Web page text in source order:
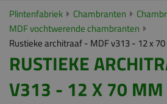
Plintenfabriek Chambranten
MDF vochtwerende chambranten
Rustieke architraaf - MDF v313 - 12 x
RUSTIEKE
V313 - 12 X 70 MM